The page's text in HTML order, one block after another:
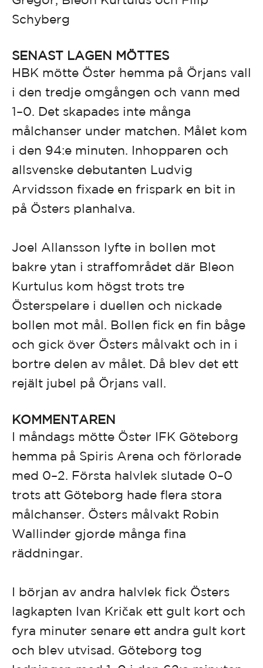
Schyberg
SENAST LAGEN MÖTTES
HBK mötte Öster hemma på Örjans vall
i den tredje omgången och vann med
1–0. Det skapades inte många
målchanser under matchen. Målet kom
i den 94:e minuten. Inhopparen och
allsvenske debutanten Ludvig
Arvidsson fixade en frispark en bit in
på Östers planhalva.
Joel Allansson lyfte in bollen mot
bakre ytan i straffområdet där Bleon
Kurtulus kom högst trots tre
Österspelare i duellen och nickade
bollen mot mål. Bollen fick en fin båge
och gick över Östers målvakt och in i
bortre delen av målet. Då blev det ett
rejält jubel på Örjans vall.
KOMMENTAREN
I måndags mötte Öster IFK Göteborg
hemma på Spiris Arena och förlorade
med 0–2. Första halvlek slutade 0–0
trots att Göteborg hade flera stora
målchanser. Östers målvakt Robin
Wallinder gjorde många fina
räddningar.
I början av andra halvlek fick Östers
lagkapten Ivan Kričak ett gult kort och
fyra minuter senare ett andra gult kort
och blev utvisad. Göteborg tog